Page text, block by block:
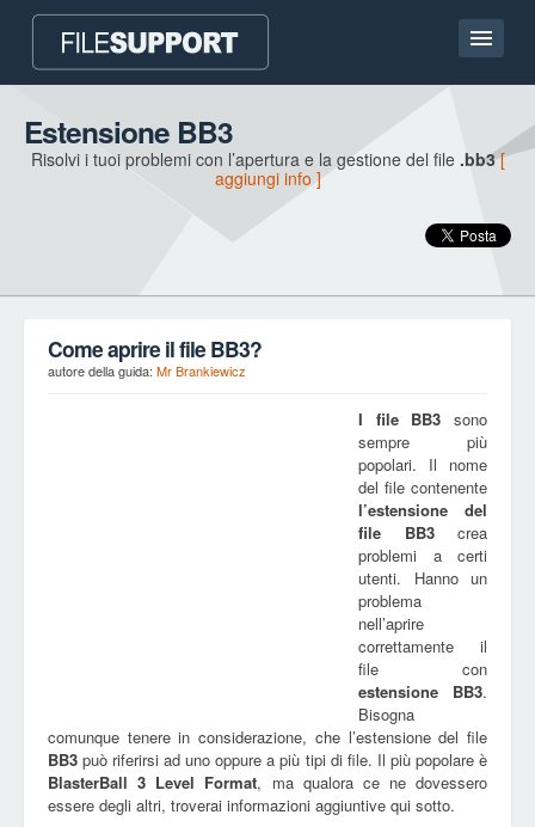
Homepage
Contatto
Estensione BB3
Risolvi i tuoi problemi con l’apertura e la gestione del file .bb3 [
aggiungi info ]
Come aprire il file BB3?
autore della guida: Mr Brankiewicz
I file BB3 sono
sempre più
popolari. Il nome
del file contenente
l’estensione del
file BB3crea
problemi a certi
utenti. Hanno un
problema
nell’aprire
correttamente il
file con
estensione BB3.
Bisogna
comunque tenere in considerazione, che l’estensione del file
BB3 può riferirsi ad uno oppure a più tipi di file. Il più popolare è
BlasterBall 3 Level Format, ma qualora ce ne dovessero
essere degli altri, troverai informazioni aggiuntive qui sotto.